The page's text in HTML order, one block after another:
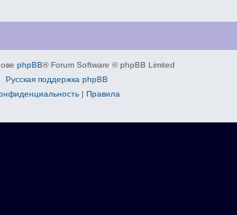
phpBB® Forum Software © phpBB Limited
Русская поддержка phpBB
| Правила